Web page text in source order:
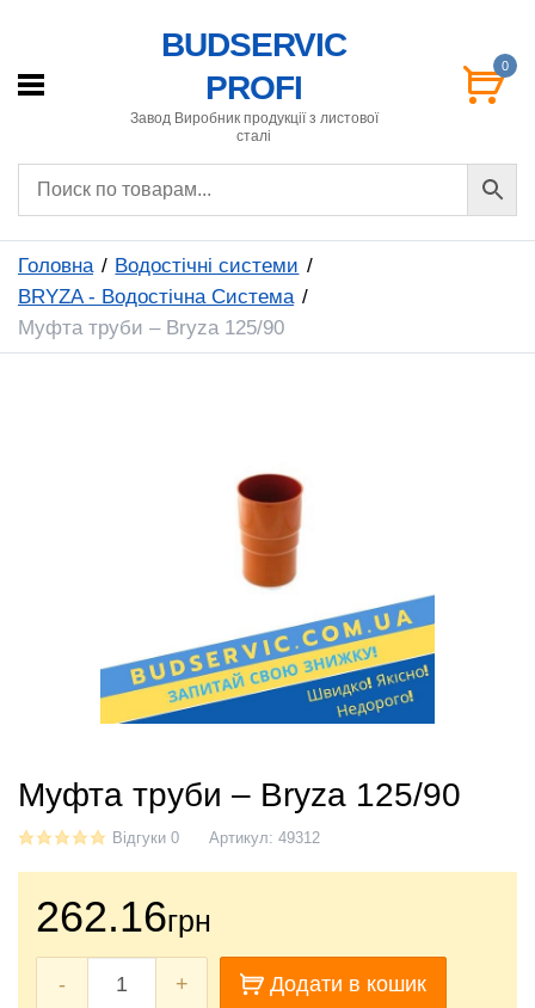
BUDSERVIC
PROFI
Завод Виробник продукції з листової
сталі
0
Головна
Водостічні системи
BRYZA - Водостічна Система
Муфта труби – Bryza 125/90
Муфта труби – Bryza 125/90
Відгуки 0 Артикул: 49312
262.16грн
- + Додати в кошик